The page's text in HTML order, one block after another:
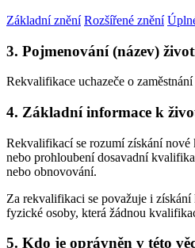
Základní znění Rozšířené znění
3. Pojmenování (název)
Rekvalifikace uchazeče o
4. Základní informace k
Rekvalifikací se rozumí získání
nebo prohloubení dosavadní
nebo obnovování.
Za rekvalifikaci se považuje i
fyzické osoby, která žádnou
5. Kdo je oprávněn v této